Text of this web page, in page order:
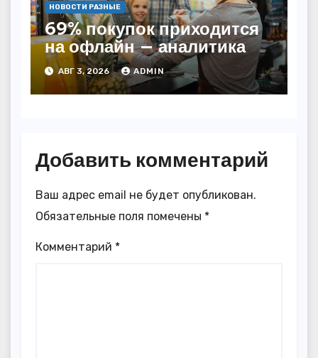
НОВОСТИ РАЗНЫЕ
69% покупок приходится
на офлайн — аналитика
АВГ 3, 2026 ADMIN
Добавить комментарий
Ваш адрес email не будет опубликован.
Обязательные поля помечены *
Комментарий *